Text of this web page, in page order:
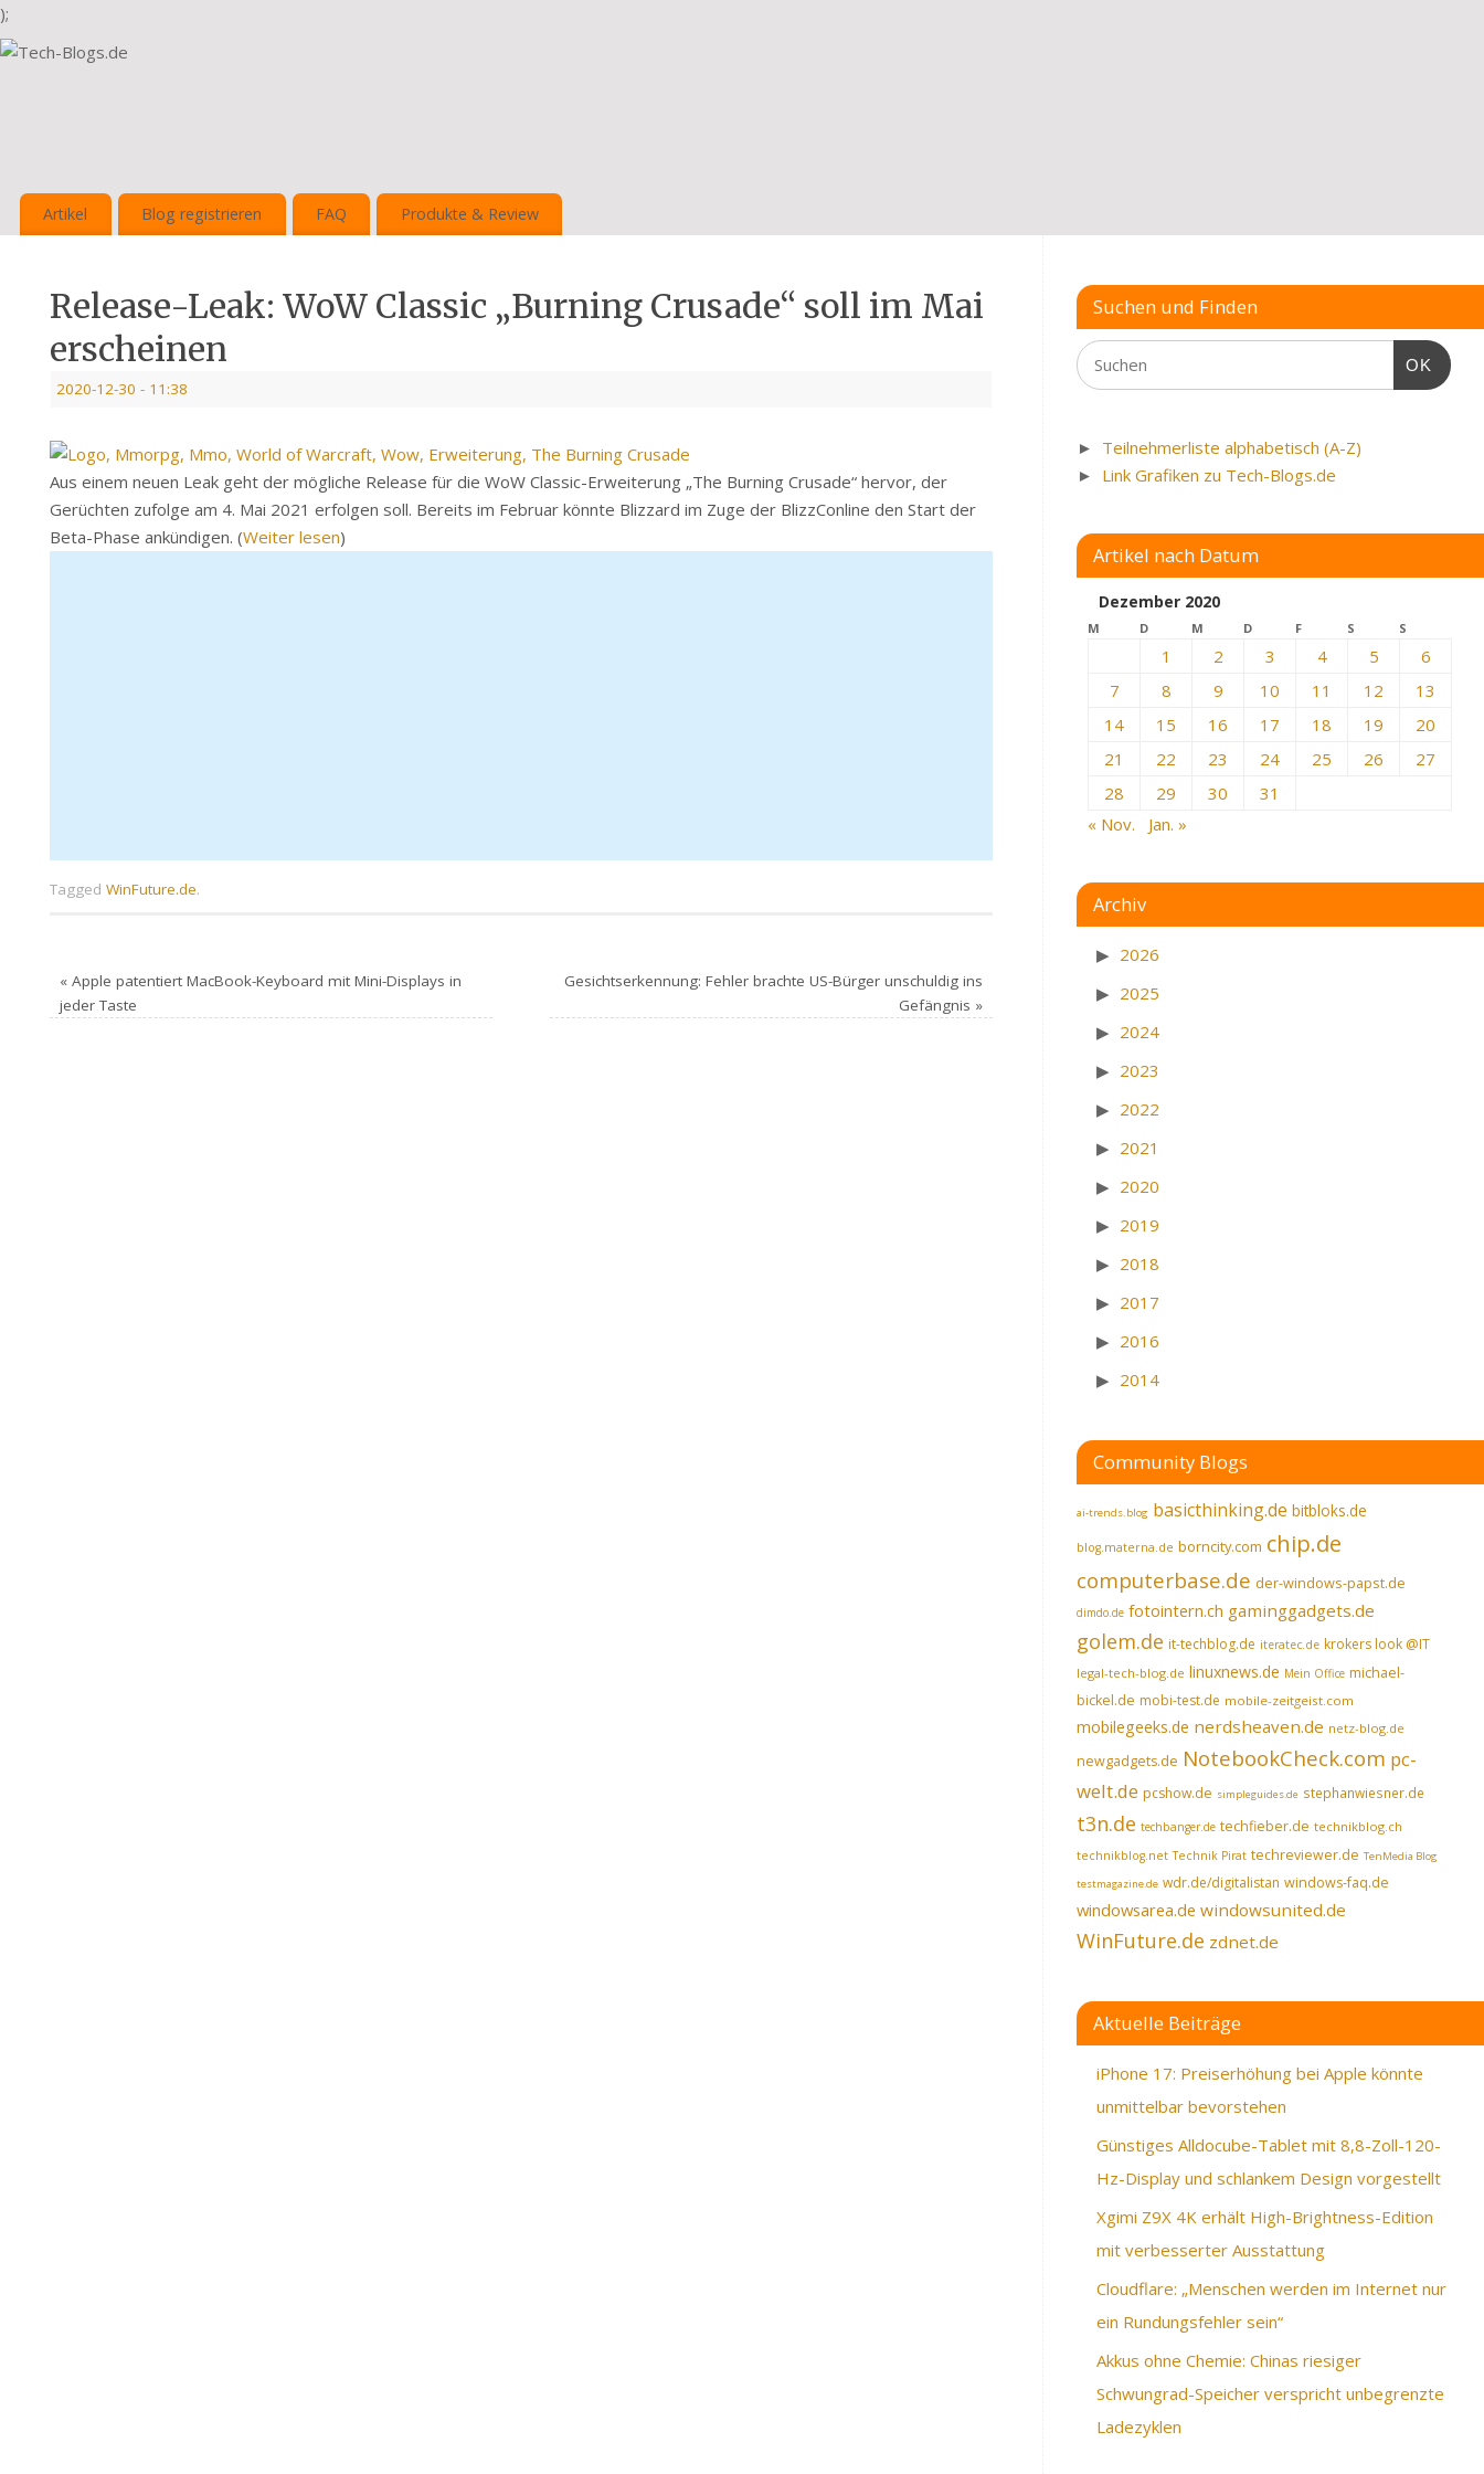
);
Artikel Blog registrieren FAQ Produkte & Review
Release-Leak: WoW Classic „Burning Crusade“ soll im Mai
erscheinen
2020-12-30 - 11:38
Aus einem neuen Leak geht der mögliche Release für die WoW Classic-Erweiterung „The Burning Crusade“ hervor, der
Gerüchten zufolge am 4. Mai 2021 erfolgen soll. Bereits im Februar könnte Blizzard im Zuge der BlizzConline den Start der
Beta-Phase ankündigen. (Weiter lesen)
Tagged WinFuture.de.
«Apple patentiert MacBook-Keyboard mit Mini-Displays in
jeder Taste
Gesichtserkennung: Fehler brachte US-Bürger unschuldig ins
Gefängnis »
Suchen und Finden
OK
► Teilnehmerliste alphabetisch (A-Z)
► Link Grafiken zu Tech-Blogs.de
Artikel nach Datum
Dezember 2020
M D M D F S S
1 2 3 4 5
6
7
8 9 10 11 12
13
14
15 16 17 18 19
20
21
22 23 24 25 26
27
28
29 30
31
« Nov.
Jan. »
Archiv
2026
2025
2024
2023
2022
2021
2020
2019
2018
2017
2016
2014
Community Blogs
ai-trends.blog basicthinking.de bitbloks.de
blog.materna.de borncity.com chip.de
computerbase.de der-windows-papst.de
dimdo.de fotointern.ch gaminggadgets.de
golem.de it-techblog.de iteratec.de krokers look @IT
legal-tech-blog.de linuxnews.de Mein Office michael-
bickel.de mobi-test.de mobile-zeitgeist.com
mobilegeeks.de nerdsheaven.de netz-blog.de
newgadgets.de NotebookCheck.com pc-
welt.de pcshow.de simpleguides.de stephanwiesner.de
t3n.de techbanger.de techfieber.de technikblog.ch
technikblog.net Technik Pirat techreviewer.de TenMedia Blog
testmagazine.de wdr.de/digitalistan windows-faq.de
windowsarea.de windowsunited.de
WinFuture.de zdnet.de
Aktuelle Beiträge
iPhone 17: Preiserhöhung bei Apple könnte
unmittelbar bevorstehen
Günstiges Alldocube-Tablet mit 8,8-Zoll-120-
Hz-Display und schlankem Design vorgestellt
Xgimi Z9X 4K erhält High-Brightness-Edition
mit verbesserter Ausstattung
Cloudflare: „Menschen werden im Internet nur
ein Rundungsfehler sein“
Akkus ohne Chemie: Chinas riesiger
Schwungrad-Speicher verspricht unbegrenzte
Ladezyklen